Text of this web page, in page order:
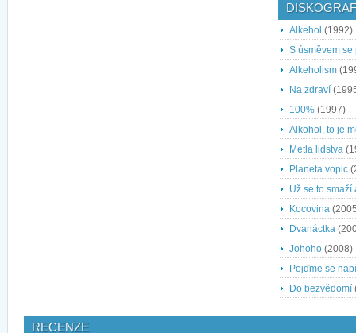
Alkehol (1992)
S úsměvem se
Alkeholism
Na zdraví
100% (1997)
Alkohol, to je
Metla lidstva
Planeta vopic
Už se to smaží
Kocovina
Dvanáctka
Johoho (2008)
Pojďme se
Do bezvědomí
RECENZE